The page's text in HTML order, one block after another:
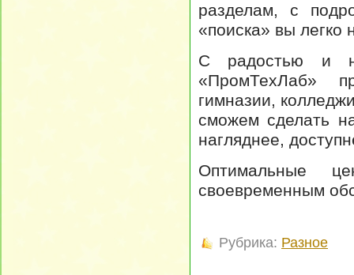
разделам, с
«поиска» вы легко
С радостью и
«ПромТехЛаб»
гимназии,
сможем сделать
нагляднее,
Оптимальные
своевременным
Рубрика: Разное